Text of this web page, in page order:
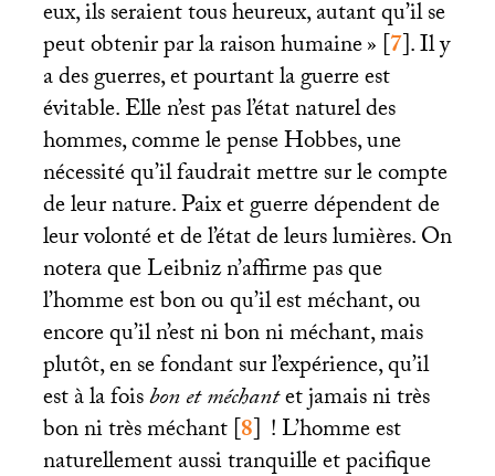
eux, ils seraient tous heureux, autant qu’il se
peut obtenir par la raison humaine»[7]. Il y
a des guerres, et pourtant la guerre est
évitable. Elle n’est pas l’état naturel des
hommes, comme le pense Hobbes, une
nécessité qu’il faudrait mettre sur le compte
de leur nature. Paix et guerre dépendent de
leur volontéet de l’état de leurs lumières. On
notera que Leibniz n’affirme pas que
l’homme est bon ou qu’il est méchant, ou
encore qu’il n’est ni bon ni méchant, mais
plutôt, en se fondant sur l’expérience, qu’il
est à la foisbon et méchantet jamais ni très
bon ni très méchant[8] ! L’homme est
naturellement aussi tranquille et pacifique